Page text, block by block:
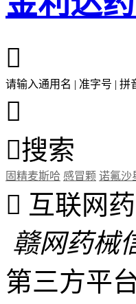

请输入通用名 | 准字号 | 拼

搜索
固精麦斯哈 感冒颗 诺氟沙
 互联网
赣网药械
第三方平